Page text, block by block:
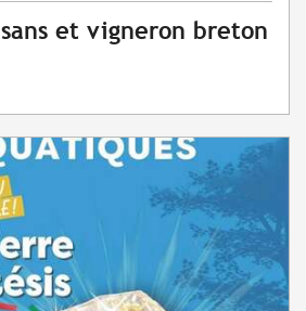
et vigneron breton